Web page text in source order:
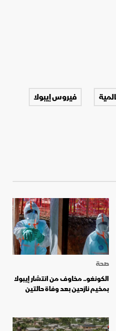
فيروس إيبولا
صحة
الكونغو.. مخاوف من انتشار إيبولا
بمخيم نازحين بعد وفاة حالتين